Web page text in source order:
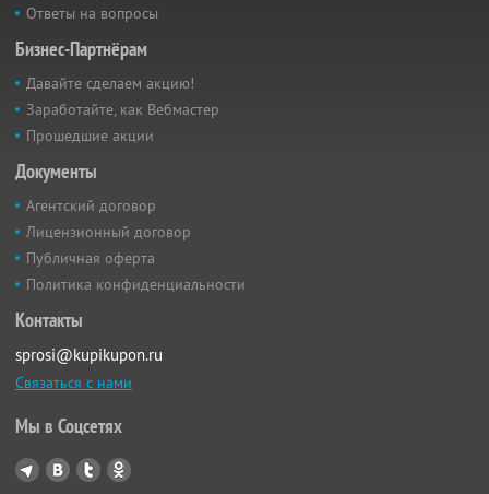
Ответы на вопросы
Бизнес-Партнёрам
Давайте сделаем акцию!
Заработайте, как Вебмастер
Прошедшие акции
Документы
Агентский договор
Лицензионный договор
Публичная оферта
Политика конфиденциальности
Контакты
sprosi@kupikupon.ru
Связаться с нами
Мы в Соцсетях